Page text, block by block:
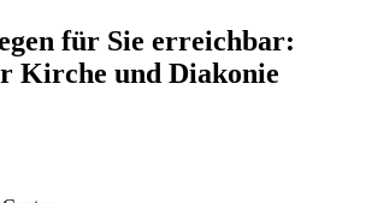
für Sie erreichbar:
Kirche und Diakonie